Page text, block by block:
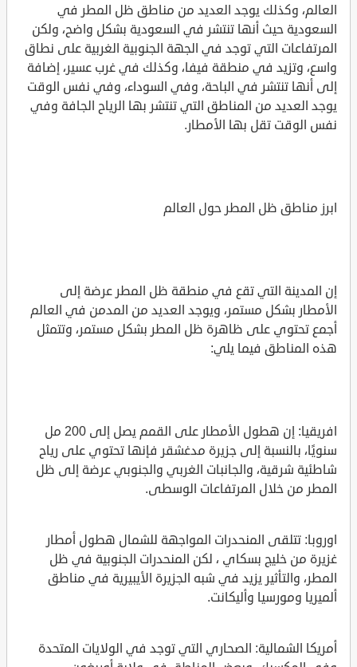
العالم، وكذلك يوجد العديد من مناطق ظل المطر في
السعودية حيث أنها تنتشر في السعودية بشكل واضح، ولكن
المرتفاعات التي توجد في الجهة الجنوبية الغربية على نطاق
واسع، وتزيد في منطقة فيفا، وكذلك في غرب عسير، إضافة
إلى أنها تنتشر في الباحة، وفي السوداء، وفي نفس الوقت
يوجد العديد من المناطق التي تنتشر بها الرياح الجافة وفي
نفس الوقت تقل بها الأمطار.
ابرز مناطق ظل المطر حول العالم
إن المدينة التي تقع في منطقة ظل المطر عرضة إلى
الأمطار بشكل مستمر، ويوجد العديد من المدمن في العالم
أجمع تحتوي على ظاهرة ظل المطر بشكل مستمر، وتتمثل
هذه المناطق فيما يلي:
افريقيا: إن هطول الأمطار على القمم يصل إلى 200 مل
سنويًا، بالنسبة إلى جزيرة مدغشقر فإنها تحتوي على رياح
شاطئية شرقية، والجانبات الغربي والجنوبي عرضة إلى ظل
المطر من خلال المرتفاعات الوسطى.
اوروبا: تتلقى المنحدرات المواجهة للشمال هطول أمطار
غزيرة من خليج بسكاي ، لكن المنحدرات الجنوبية في ظل
المطر، والتأثير يزيد في شبه الجزيرة الأيبيرية في مناطق
ألميريا ومورسيا وأليكانت.
أمريكا الشمالية: الصحاري التي توجد في الولايات المتحدة